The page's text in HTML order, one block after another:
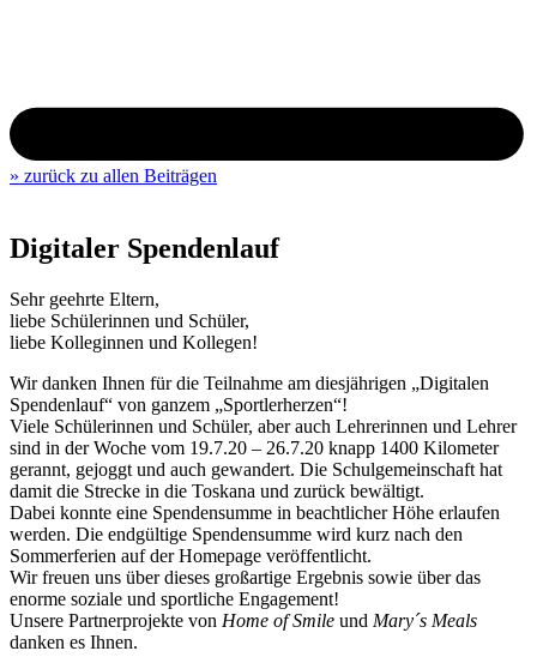
» zurück zu allen Beiträgen
Digitaler Spendenlauf
Sehr geehrte Eltern,
liebe Schülerinnen und Schüler,
liebe Kolleginnen und Kollegen!
Wir danken Ihnen für die Teilnahme am diesjährigen „Digitalen
Spendenlauf“ von ganzem „Sportlerherzen“!
Viele Schülerinnen und Schüler, aber auch Lehrerinnen und Lehrer
sind in der Woche vom 19.7.20 – 26.7.20 knapp 1400 Kilometer
gerannt, gejoggt und auch gewandert. Die Schulgemeinschaft hat
damit die Strecke in die Toskana und zurück bewältigt.
Dabei konnte eine Spendensumme in beachtlicher Höhe erlaufen
werden. Die endgültige Spendensumme wird kurz nach den
Sommerferien auf der Homepage veröffentlicht.
Wir freuen uns über dieses großartige Ergebnis sowie über das
enorme soziale und sportliche Engagement!
Unsere Partnerprojekte von Home of Smile und Mary´s Meals
danken es Ihnen.